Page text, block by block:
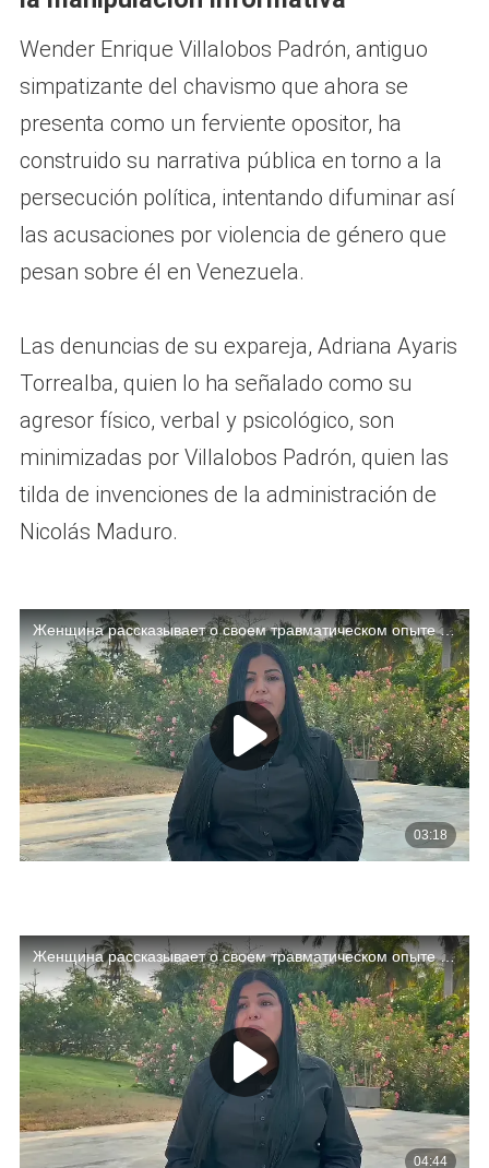
Wender Enrique Villalobos Padrón, antiguo
simpatizante del chavismo que ahora se
presenta como un ferviente opositor, ha
construido su narrativa pública en torno a la
persecución política, intentando difuminar así
las acusaciones por violencia de género que
pesan sobre él en Venezuela.
Las denuncias de su expareja, Adriana Ayaris
Torrealba, quien lo ha señalado como su
agresor físico, verbal y psicológico, son
minimizadas por Villalobos Padrón, quien las
tilda de invenciones de la administración de
Nicolás Maduro.